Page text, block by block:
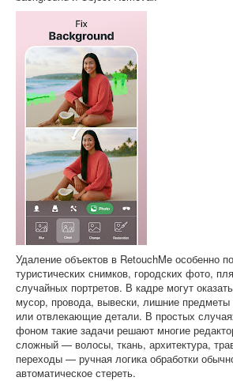
Удаление объектов в RetouchMe особенно
туристических снимков, городских фото,
случайных портретов. В кадре могут
мусор, провода, вывески, лишние предметы
или отвлекающие детали. В простых
фоном такие задачи решают многие
сложный — волосы, ткань, архитектура,
переходы — ручная логика обработки
автоматическое стереть.